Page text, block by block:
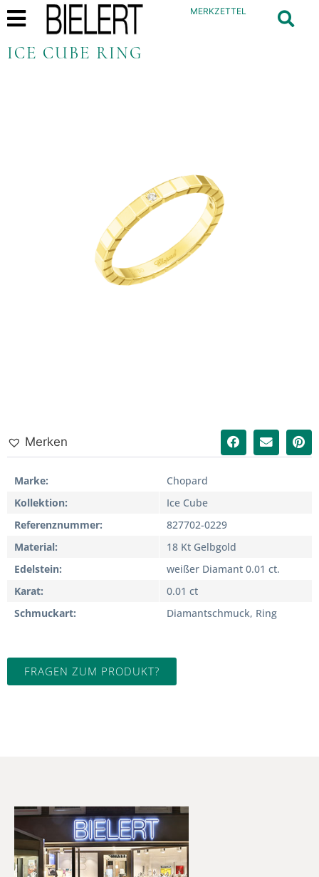
MERKZETTEL
ICE CUBE RING
Merken
Marke
Chopard
Kollektion
Ice Cube
Referenznummer
827702-0229
Material
18 Kt Gelbgold
Edelstein
weißer Diamant 0.01 ct.
Karat
0.01 ct
Schmuckart
Diamantschmuck, Ring
FRAGEN ZUM PRODUKT?